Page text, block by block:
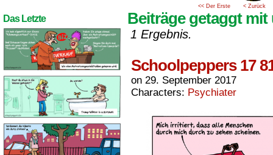
<< Der Erste < Zurück
Das Letzte Beiträge getaggt
1 Ergebnis.
Schoolpeppers 17
on 29. September 2017
Characters: Psychiater